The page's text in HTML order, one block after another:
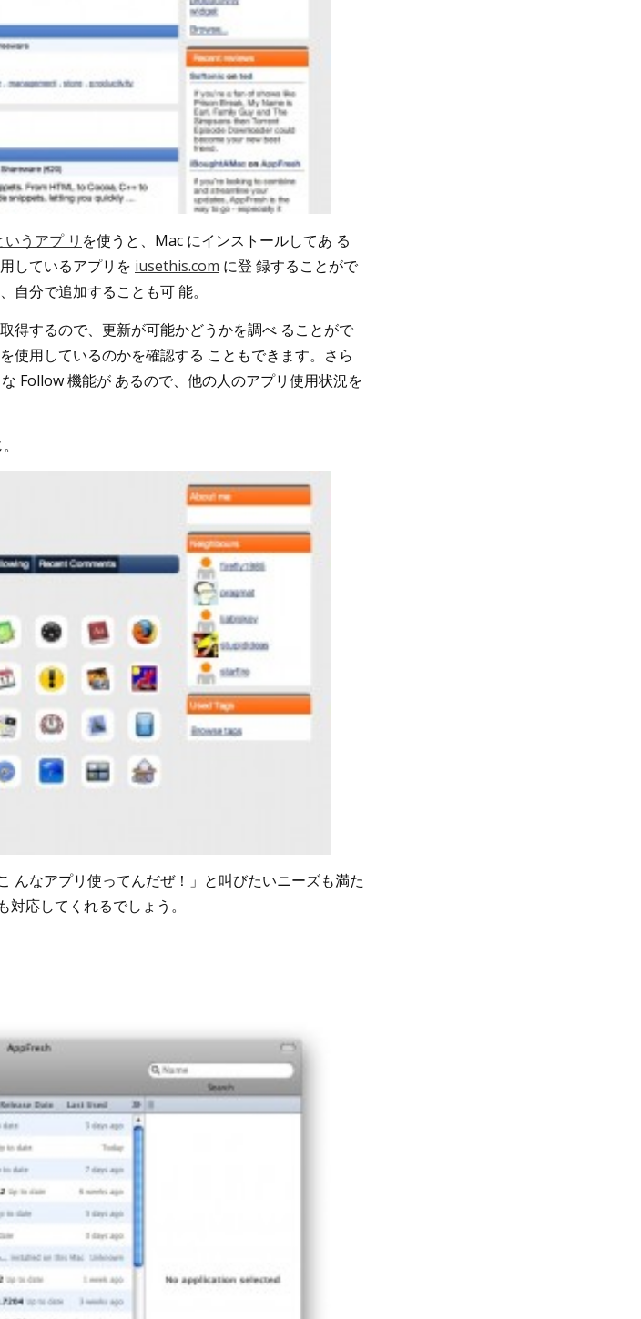
うアプ リ を使うと、Mac にインストールしてあ る
しているアプリを iusethis.com に登 録することがで
自分で追加することも可 能。
得するので、更新が可能かどうかを調べ ることがで
使用しているのかを確認する こともできます。さら
Follow 機能が あるので、他の人のアプリ使用状況を
んなアプリ使ってんだぜ！」と叫びたいニーズも満た
応してくれるでしょう。